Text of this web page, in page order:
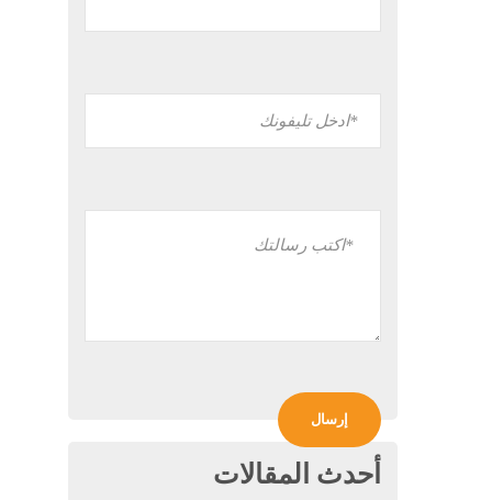
أحدث المقالات